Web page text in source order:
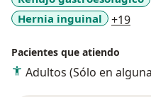
Hernia inguinal
+19
Pacientes que atiendo
Adultos (Sólo en